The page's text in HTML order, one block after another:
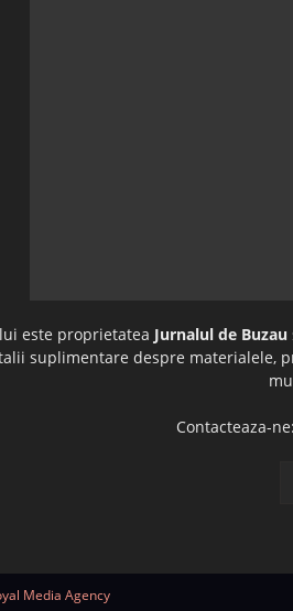
este proprietatea Jurnalul de Buzau
suplimentare despre materialele,
Contacteaza-ne:
Media Agency